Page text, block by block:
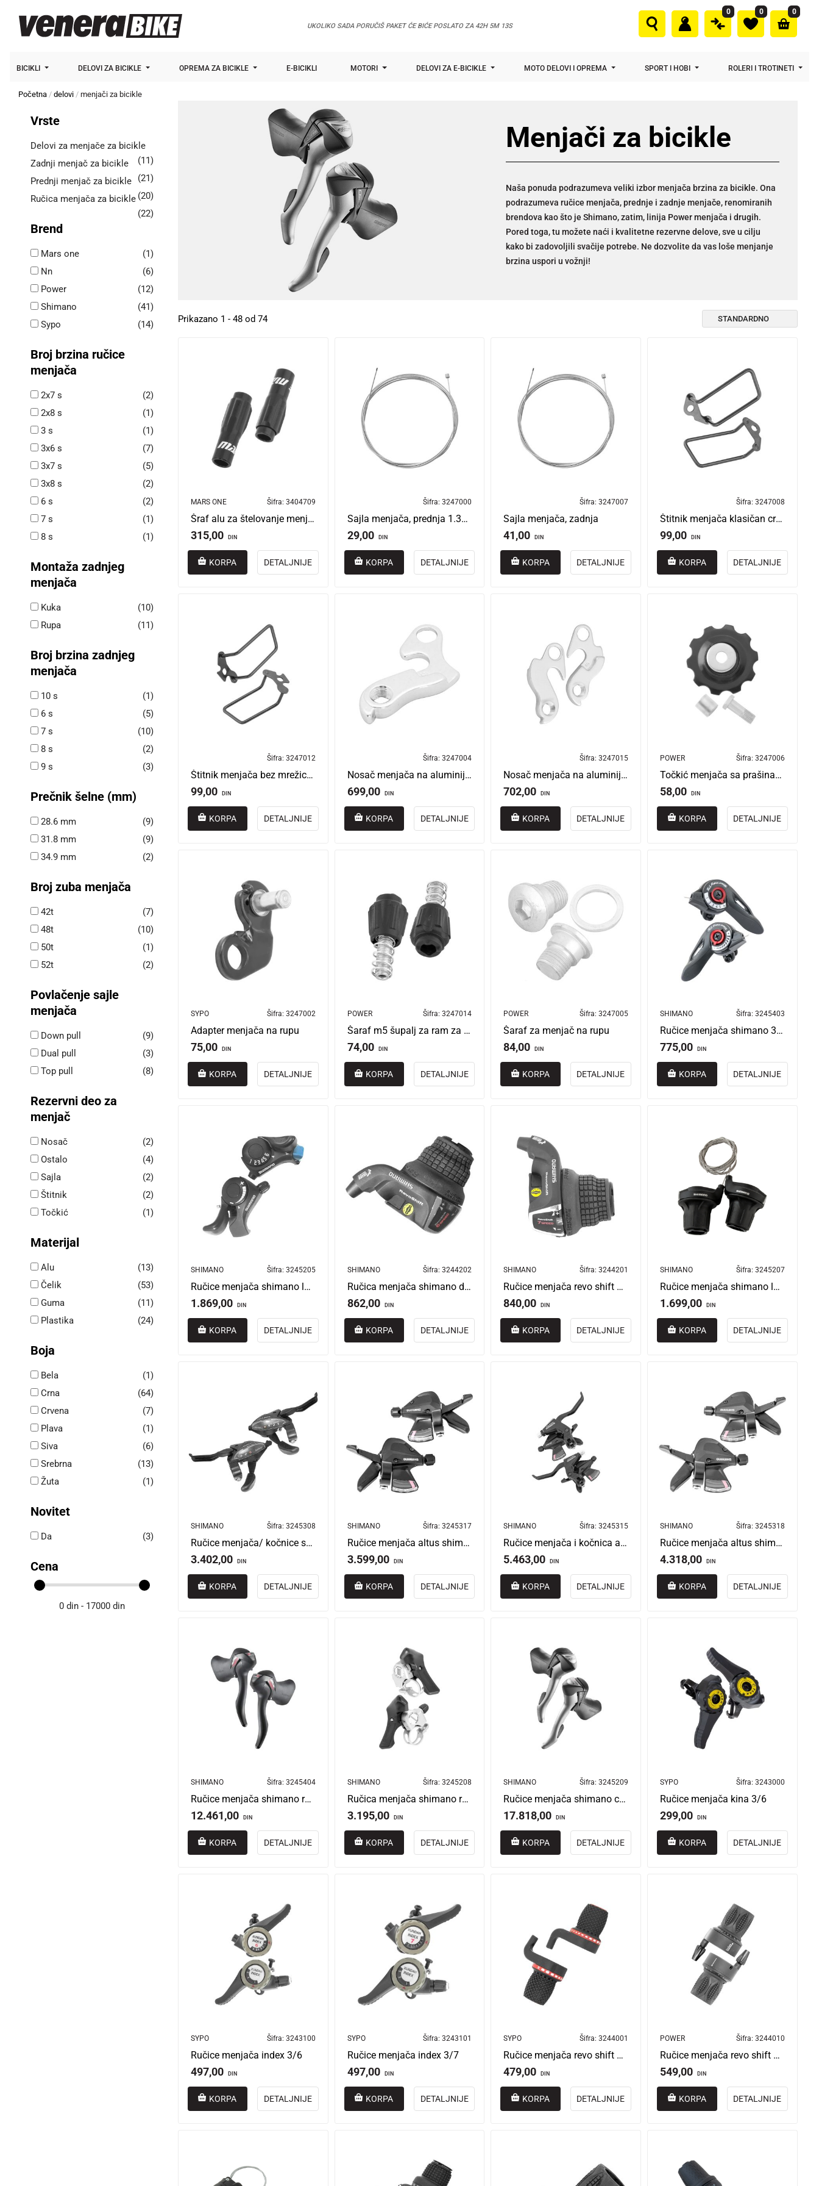
UKOLIKO SADA PORUČIŠ PAKET ĆE BIĆE POSLATO ZA 42H 5M 12S
0 0 0
BICIKLI DELOVI ZA BICIKLE OPREMA ZA BICIKLE E-BICIKLI MOTORI DELOVI ZA E-BICIKLE MOTO DELOVI I OPREMA SPORT I HOBI ROLERI I TROTINETI
Početna delovi menjači za bicikle
Vrste
Delovi za menjače za bicikle
(11)
Zadnji menjač za bicikle
(21)
Prednji menjač za bicikle
(20)
Ručica menjača za bicikle
(22)
Brend
(1)
Mars one
(6)
Nn
(12)
Power
(41)
Shimano
(14)
Sypo
Broj brzina ručice
menjača
(2)
2x7 s
(1)
2x8 s
(1)
3 s
(7)
3x6 s
(5)
3x7 s
(2)
3x8 s
(2)
6 s
(1)
7 s
(1)
8 s
Montaža zadnjeg
menjača
(10)
Kuka
(11)
Rupa
Broj brzina zadnjeg
menjača
(1)
10 s
(5)
6 s
(10)
7 s
(2)
8 s
(3)
9 s
Prečnik šelne (mm)
(9)
28.6 mm
(9)
31.8 mm
(2)
34.9 mm
Broj zuba menjača
(7)
42t
(10)
48t
(1)
50t
(2)
52t
Povlačenje sajle
menjača
(9)
Down pull
(3)
Dual pull
(8)
Top pull
Rezervni deo za
menjač
(2)
Nosač
(4)
Ostalo
(2)
Sajla
(2)
Štitnik
(1)
Točkić
Materijal
(13)
Alu
(53)
Čelik
(11)
Guma
(24)
Plastika
Boja
(1)
Bela
(64)
Crna
(7)
Crvena
(1)
Plava
(6)
Siva
(13)
Srebrna
(1)
Žuta
Novitet
(3)
Da
Cena
0 din - 17000 din
Menjači za bicikle
Naša ponuda podrazumeva veliki izbor menjača brzina za bicikle. Ona
podrazumeva ručice menjača, prednje i zadnje menjače, renomiranih
brendova kao što je Shimano, zatim, linija Power menjača i drugih.
Pored toga, tu možete naći i kvalitetne rezervne delove, sve u cilju
kako bi zadovoljili svačije potrebe. Ne dozvolite da vas loše menjanje
brzina uspori u vožnji!
Prikazano 1 - 48 od 74
MARS ONE Šifra: 3404709
Šraf alu za štelovanje menjača mars one
315,00 DIN
KORPA DETALJNIJE
Šifra:3247000
Sajla menjača, prednja 1.30 m
29,00 DIN
KORPA DETALJNIJE
Šifra:3247007
Sajla menjača, zadnja
41,00 DIN
KORPA DETALJNIJE
Šifra: 3247008
Štitnik menjača klasičan crni za menjač na rupu
99,00 DIN
KORPA DETALJNIJE
Šifra: 3247012
Štitnik menjača bez mrežice klasičan crni
99,00 DIN
KORPA DETALJNIJE
Šifra:3247004
Nosač menjača na aluminijumskim ramovima
699,00 DIN
KORPA DETALJNIJE
Šifra:3247015
Nosač menjača na aluminijumskim ramovima tip2
702,00 DIN
KORPA DETALJNIJE
POWER Šifra: 3247006
Točkić menjača sa prašinarom
58,00 DIN
KORPA DETALJNIJE
SYPO Šifra: 3247002
Adapter menjača na rupu
75,00 DIN
KORPA DETALJNIJE
POWER Šifra:3247014
Šaraf m5 šupalj za ram za štelovanje menjača
74,00 DIN
KORPA DETALJNIJE
POWER Šifra:3247005
Šaraf za menjač na rupu
84,00 DIN
KORPA DETALJNIJE
SHIMANO Šifra: 3245403
Ručice menjača shimano 3/6 brzina tourney asltz20lr6a
775,00 DIN
KORPA DETALJNIJE
SHIMANO Šifra: 3245205
Ručice menjača shimano l+d 3/6 brzina tourney asltx30lr6a
1.869,00 DIN
KORPA DETALJNIJE
SHIMANO Šifra:3244202
Ručica menjača shimano desna 6 brzina aslrs35r6a
862,00 DIN
KORPA DETALJNIJE
SHIMANO Šifra:3244201
Ručice menjača revo shift 7 brzina samo desna aslrs35r7ap
840,00 DIN
KORPA DETALJNIJE
SHIMANO Šifra: 3245207
Ručice menjača shimano l+d 3/6 revoshift aslrs35
1.699,00 DIN
KORPA DETALJNIJE
SHIMANO Šifra: 3245308
Ručice menjača/ kočnice shimano 3/7 brzina astef5102lsbl+rv7cl
3.402,00 DIN
KORPA DETALJNIJE
SHIMANO Šifra:3245317
Ručice menjača altus shimano 3/7 speed crne aslm310r7a/ aslm310la
3.599,00 DIN
KORPA DETALJNIJE
SHIMANO Šifra:3245315
Ručice menjača i kočnica altus 3/8 brzina crne astm3102r8
5.463,00 DIN
KORPA DETALJNIJE
SHIMANO Šifra: 3245318
Ručice menjača altus shimano 3/8 speed crne aslm310r8c/aslm310la
4.318,00 DIN
KORPA DETALJNIJE
SHIMANO Šifra: 3245404
Ručice menjača shimano road 2/7 šamaraljke asta070
12.461,00 DIN
KORPA DETALJNIJE
SHIMANO Šifra:3245208
Ručica menjača shimano road 2/7 asla050
3.195,00 DIN
KORPA DETALJNIJE
SHIMANO Šifra:3245209
Ručice menjača shimano claris šamaraljke 2/8 st2400-l + st2400-r
17.818,00 DIN
KORPA DETALJNIJE
SYPO Šifra: 3243000
Ručice menjača kina 3/6
299,00 DIN
KORPA DETALJNIJE
SYPO Šifra: 3243100
Ručice menjača index 3/6
497,00 DIN
KORPA DETALJNIJE
SYPO Šifra:3243101
Ručice menjača index 3/7
497,00 DIN
KORPA DETALJNIJE
SYPO Šifra:3244001
Ručice menjača revo shift kina 3/6
479,00 DIN
KORPA DETALJNIJE
POWER Šifra: 3244010
Ručice menjača revo shift power ekonomik 3 friksn 7 index
549,00 DIN
KORPA DETALJNIJE